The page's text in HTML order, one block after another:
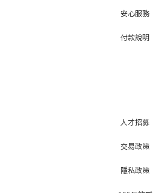
安心服務
付款說明
人才招募
交易政策
隱私政策